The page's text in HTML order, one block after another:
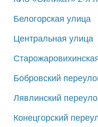
Белогорская улица
Центральная улица
Бобровский
Лявлинский
Конецгорский